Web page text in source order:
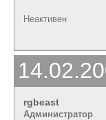
Неактивен
rgbeast
Администратор